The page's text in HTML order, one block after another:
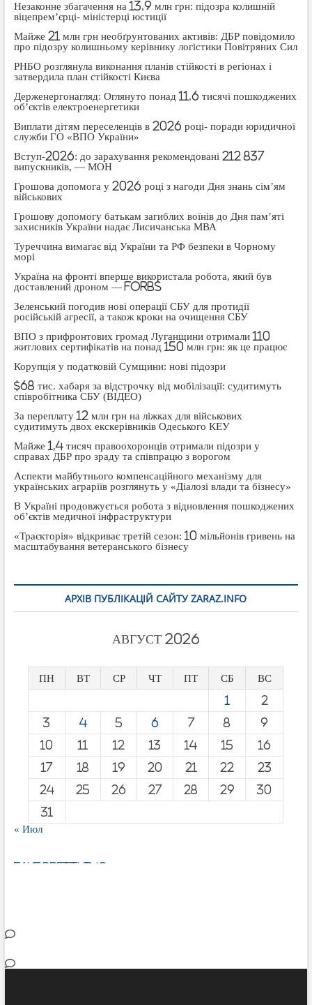
Незаконне збагачення на 13,9 млн грн: підозра колишній
віцепрем’єрці- міністерці юстиції
Майже 21 млн грн необґрунтованих активів: ДБР повідомило
про підозру колишньому керівнику логістики Повітряних Сил
РНБО розглянула виконання планів стійкості в регіонах і
затвердила план стійкості Києва
Держенергонагляд: Оглянуто понад 11,6 тисячі пошкоджених
об’єктів електроенергетики
Виплати дітям переселенців в 2026 році- поради юридичної
служби ГО «ВПО України»
Вступ-2026: до зарахування рекомендовані 212 837
випускників, — МОН
Грошова допомога у 2026 році з нагоди Дня знань сім’ям
військових
Грошову допомогу батькам загиблих воїнів до Дня пам’яті
захисників України надає Лисичанська МВА
Туреччина вимагає від України та РФ безпеки в Чорному
морі
Україна на фронті вперше використала робота, який був
доставлений дроном — Forbs
Зеленський погодив нові операції СБУ для протидії
російській агресії, а також кроки на очищення СБУ
ВПО з прифронтових громад Луганщини отримали 110
житлових сертифікатів на понад 150 млн грн: як це працює
Корупція у податковій Сумщини: нові підозри
$68 тис. хабаря за відстрочку від мобілізації: судитимуть
співробітника СБУ (ВІДЕО)
За переплату 12 млн грн на ліжках для військових
судитимуть двох екскерівників Одеського КЕУ
Майже 1,4 тисяч правоохоронців отримали підозри у
справах ДБР про зраду та співпрацю з ворогом
Аспекти майбутнього компенсаційного механізму для
українських аграріїв розглянуть у «Діалозі влади та бізнесу»
В Україні продовжується робота з відновлення пошкоджених
об’єктів медичної інфраструктури
«Траєкторія» відкриває третій сезон: 10 мільйонів гривень на
масштабування ветеранського бізнесу
АРХІВ ПУБЛІКАЦІЙ САЙТУ ZARAZ.INFO
АВГУСТ 2026
ПН ВТ СР ЧТ ПТ СБ ВС
1 2
3 4 5 6 7 8 9
10 11 12 13 14 15 16
17 18 19 20 21 22 23
24 25 26 27 28 29 30
31
« Июл